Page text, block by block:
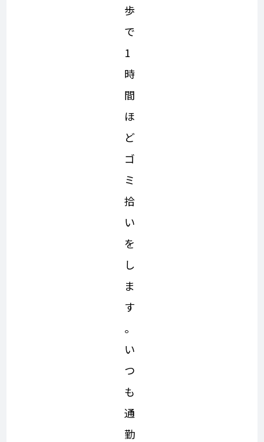
歩
で
1
時
間
ほ
ど
ゴ
ミ
拾
い
を
し
ま
す
。
い
つ
も
通
勤